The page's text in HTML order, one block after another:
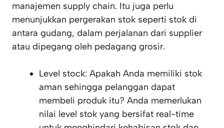
manajemen supply chain. Itu juga perlu
menunjukkan pergerakan stok seperti stok di
antara gudang, dalam perjalanan dari supplier
atau dipegang oleh pedagang grosir.
Level stock: Apakah Anda memiliki stok
aman sehingga pelanggan dapat
membeli produk itu? Anda memerlukan
nilai level stok yang bersifat real-time